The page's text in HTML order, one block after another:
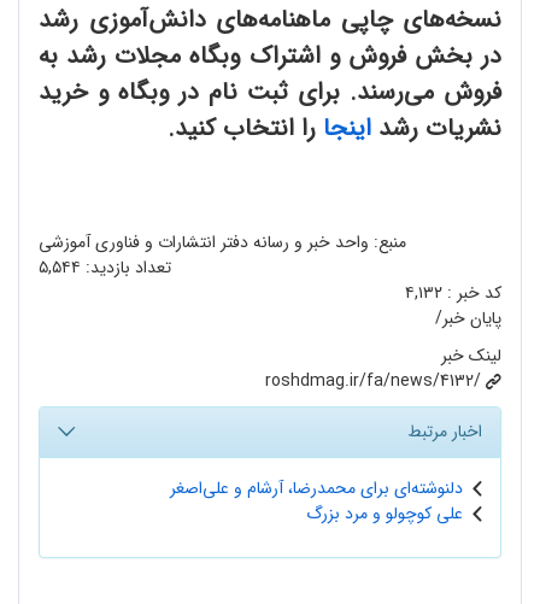
نسخه‌های چاپی ماهنامه‌های دانش‌آموزی رشد
در بخش فروش و اشتراک وبگاه مجلات رشد به
فروش می‌رسند. برای ثبت نام در وبگاه و خرید
نشریات رشد اینجا را انتخاب کنید.
منبع: واحد خبر و رسانه دفتر انتشارات و فناوری آموزشی
تعداد بازدید: ۵,۵۴۴
کد خبر : ۴,۱۳۲
پایان خبر/
لینک خبر
roshdmag.ir/fa/news/4132/
اخبار مرتبط
دلنوشته‌ای برای محمدرضا، آرشام و علی‌اصغر
علی کوچولو و مرد بزرگ